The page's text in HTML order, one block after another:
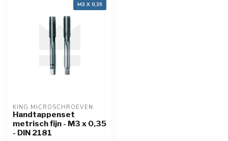
M3 X 0,35
KING MICROSCHROEVEN
Handtappenset
metrisch fijn - M3 x 0,35
- DIN 2181